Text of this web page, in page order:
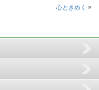
心ときめく »